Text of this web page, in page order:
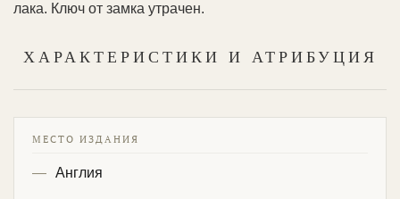
лака. Ключ от замка утрачен.
ХАРАКТЕРИСТИКИ И АТРИБУЦИЯ
МЕСТО ИЗДАНИЯ
Англия